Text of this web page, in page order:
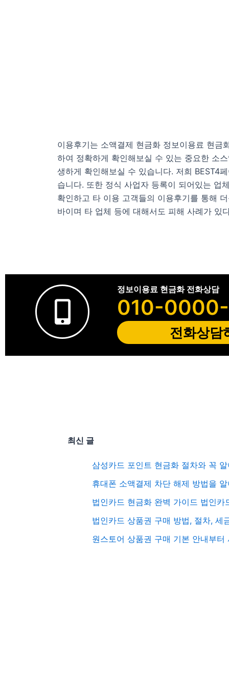
이용후기는 소액결제 현금화 정보이용료 현금
하여 정확하게 확인해보실 수 있는 중요한 소
생하게 확인해보실 수 있습니다. 저희 BEST4
습니다. 또한 정식 사업자 등록이 되어있는 업
확인하고 타 이용 고객들의 이용후기를 통해
바이며 타 업체 등에 대해서도 피해 사례가 있
정보이용료 현금화 전화상담
010-
전화상담
최신 글